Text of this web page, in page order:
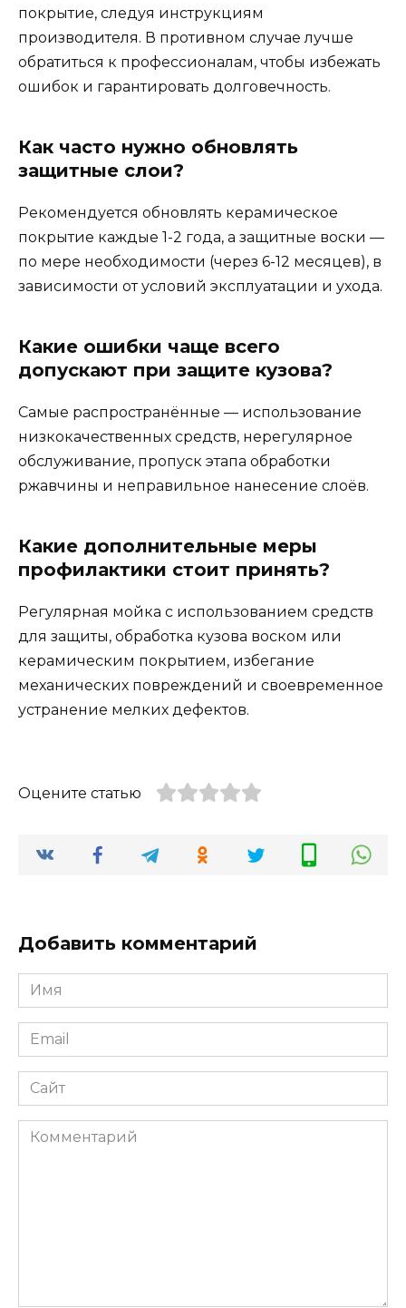
покрытие, следуя инструкциям
производителя. В противном случае лучше
обратиться к профессионалам, чтобы избежать
ошибок и гарантировать долговечность.
Как часто нужно обновлять
защитные слои?
Рекомендуется обновлять керамическое
покрытие каждые 1-2 года, а защитные воски —
по мере необходимости (через 6-12 месяцев), в
зависимости от условий эксплуатации и ухода.
Какие ошибки чаще всего
допускают при защите кузова?
Самые распространённые — использование
низкокачественных средств, нерегулярное
обслуживание, пропуск этапа обработки
ржавчины и неправильное нанесение слоёв.
Какие дополнительные меры
профилактики стоит принять?
Регулярная мойка с использованием средств
для защиты, обработка кузова воском или
керамическим покрытием, избегание
механических повреждений и своевременное
устранение мелких дефектов.
Оцените статью
Добавить комментарий
Имя
*
Email
*
Сайт
Комментарий